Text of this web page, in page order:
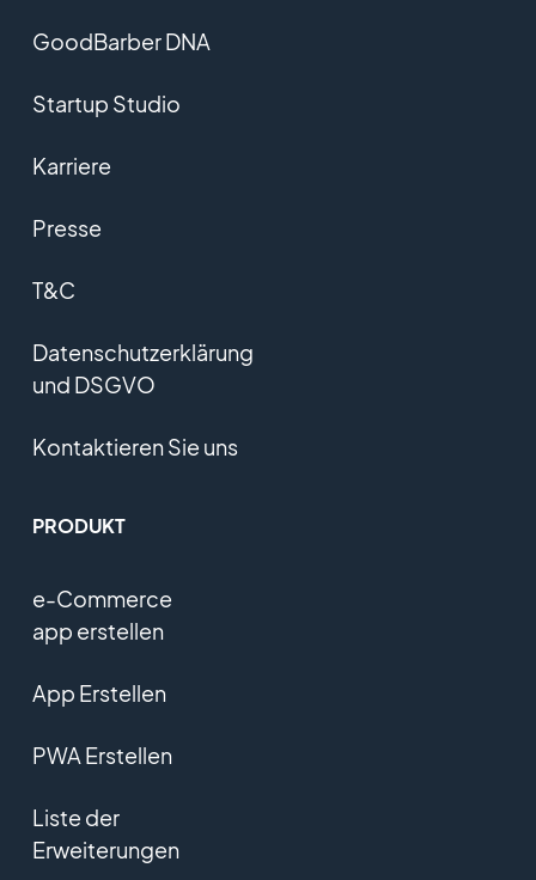
GoodBarber DNA
Startup Studio
Karriere
Presse
T&C
Datenschutzerklärung
und DSGVO
Kontaktieren Sie uns
PRODUKT
e-Commerce
app erstellen
App Erstellen
PWA Erstellen
Liste der
Erweiterungen